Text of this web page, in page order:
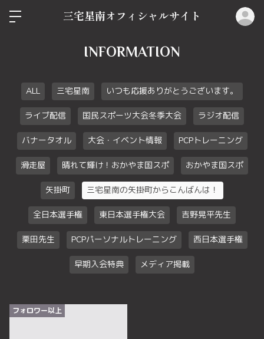
三宅星南オフィシャルサイト
INFORMATION
ALL 三宅星南 いつも応援ありがとうございます。
ライブ配信 国民スポーツ大会冬季大会 ラジオ配信
バナータオル 大会・イベント情報 PCPトレーニング
滑走屋 晴れて輝け！おかやま国スポ おかやま国スポ
矢掛町 三宅星南の矢掛町からこんばんは！
全日本選手権 東日本選手権大会 吉野晃平先生
栗田先生 PCPパーソナルトレーニング 西日本選手権
早期入会特典 メディア掲載
フォロワー以上